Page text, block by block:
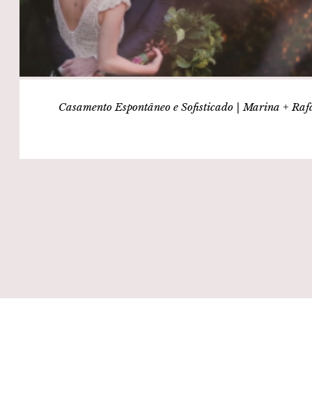
Casamento Espontâneo e Sofisticado | Marina +